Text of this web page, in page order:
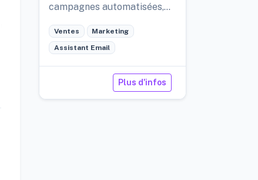
campagnes automatisées,
canaux et des analyses
éclairantes.
Ventes Marketing
Assistant Email
Plus d'infos